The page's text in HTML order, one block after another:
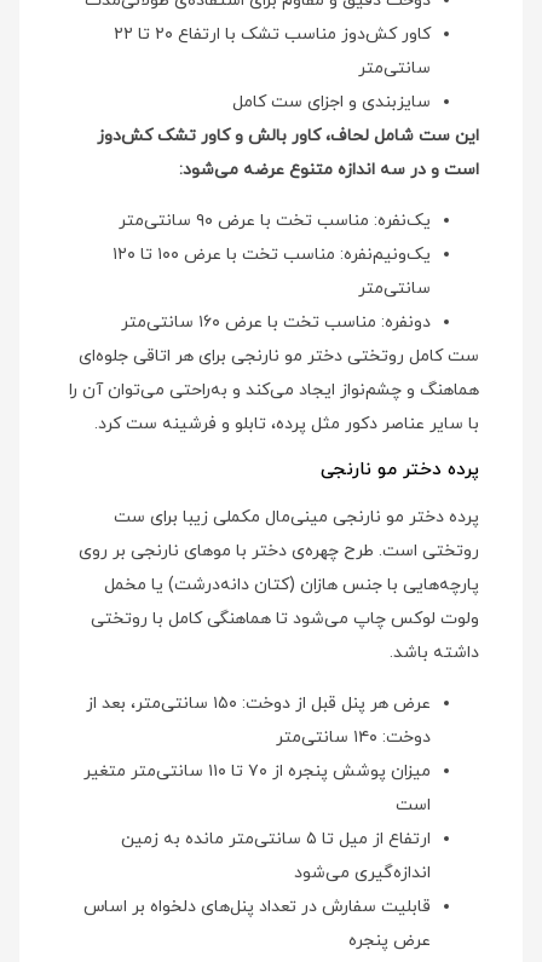
کاور کش‌دوز مناسب تشک با ارتفاع ۲۰ تا ۲۲
سانتی‌متر
سایزبندی و اجزای ست کامل
این ست شامل لحاف، کاور بالش و کاور تشک کش‌دوز
است و در سه اندازه متنوع عرضه می‌شود:
یک‌نفره: مناسب تخت با عرض ۹۰ سانتی‌متر
یک‌ونیم‌نفره: مناسب تخت با عرض ۱۰۰ تا ۱۲۰
سانتی‌متر
دونفره: مناسب تخت با عرض ۱۶۰ سانتی‌متر
ست کامل روتختی دختر مو نارنجی برای هر اتاقی جلوه‌ای
هماهنگ و چشم‌نواز ایجاد می‌کند و به‌راحتی می‌توان آن را
با سایر عناصر دکور مثل پرده، تابلو و فرشینه ست کرد.
پرده دختر مو نارنجی
پرده دختر مو نارنجی مینی‌مال مکملی زیبا برای ست
روتختی است. طرح چهره‌ی دختر با موهای نارنجی بر روی
پارچه‌هایی با جنس هازان (کتان دانه‌درشت) یا مخمل
ولوت لوکس چاپ می‌شود تا هماهنگی کامل با روتختی
داشته باشد.
عرض هر پنل قبل از دوخت: ۱۵۰ سانتی‌متر، بعد از
دوخت: ۱۴۰ سانتی‌متر
میزان پوشش پنجره از ۷۰ تا ۱۱۰ سانتی‌متر متغیر
است
ارتفاع از میل تا ۵ سانتی‌متر مانده به زمین
اندازه‌گیری می‌شود
قابلیت سفارش در تعداد پنل‌های دلخواه بر اساس
عرض پنجره